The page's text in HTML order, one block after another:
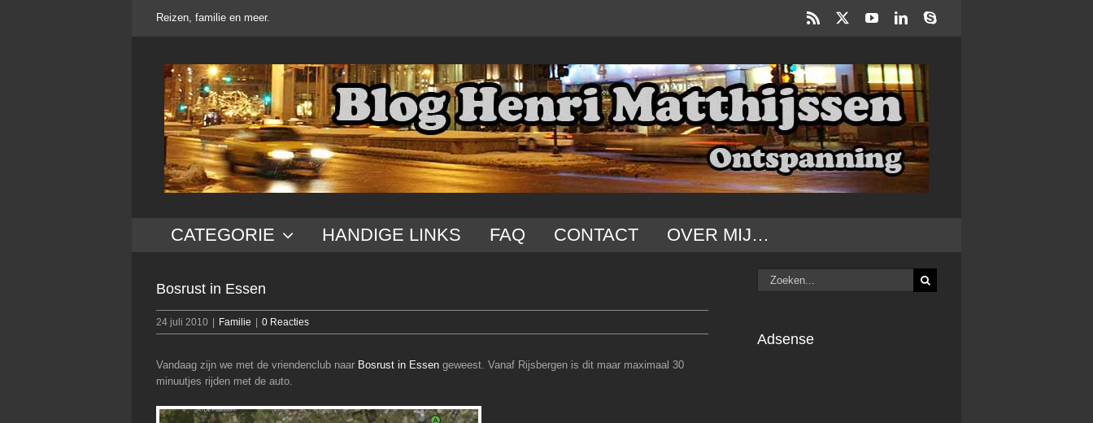
Reizen, familie en meer. Rss YouTubeLinkedInSkype
CATEGORIE HANDIGE LINKS FAQ CONTACT OVER MIJ…
Bosrust in Essen
24 juli 2010 Familie 0 Reacties
Vandaag zijn we met de vriendenclub naar Bosrust in Essen geweest. Vanaf Rijsbergen is dit maar maximaal 30
minuutjes rijden met de auto.
Zoeken
naar:
Adsense